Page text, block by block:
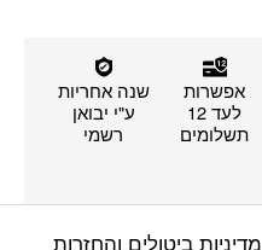
אפשרות
לעד 12
תשלומים
שנה אחריות
ע"י יבואן
רשמי
מדיניות ביטולים והחזרות